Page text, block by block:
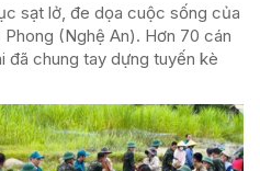
sạt lở, đe dọa cuộc sống của
(Nghệ An). Hơn 70 cán
đã chung tay dựng tuyến kè